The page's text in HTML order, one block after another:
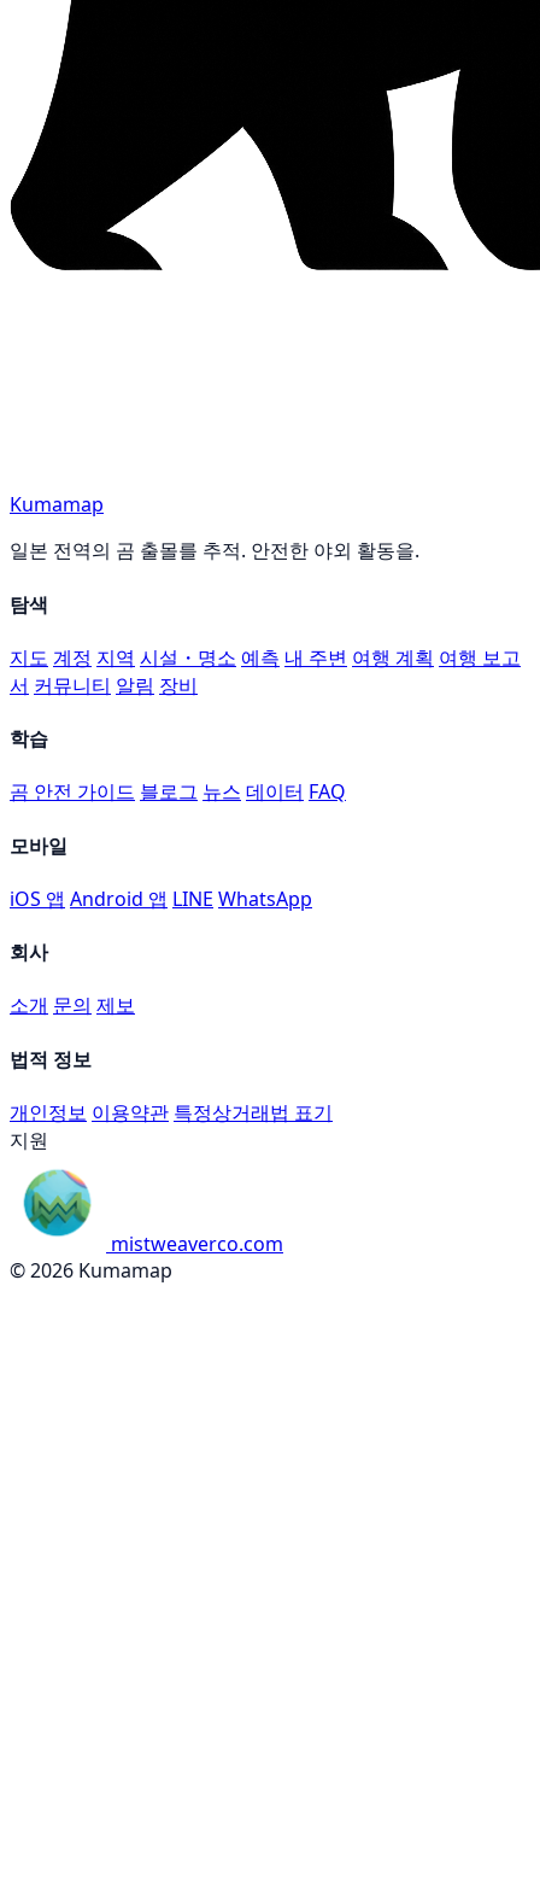
Kumamap
일본 전역의 곰 출몰를 추적. 안전한 야외 활동을.
탐색
지도 계정 지역 시설・명소 예측 내 주변 여행 계획 여행 보고
서 커뮤니티 알림 장비
학습
곰 안전 가이드 블로그 뉴스 데이터 FAQ
모바일
iOS 앱 Android 앱 LINE WhatsApp
회사
소개 문의 제보
법적 정보
개인정보 이용약관 특정상거래법 표기
지원
mistweaverco.com
© 2026 Kumamap